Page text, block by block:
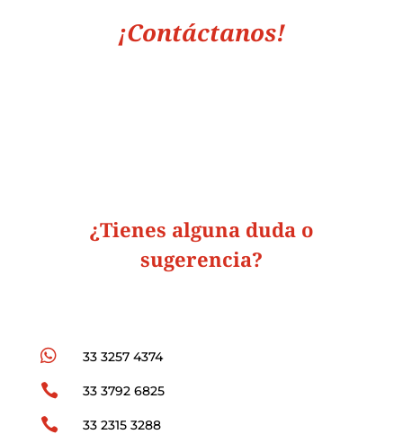
¡Contáctanos!
¿Tienes alguna duda o
sugerencia?
 33 3257 4374
 33 3792 6825
 33 2315 3288